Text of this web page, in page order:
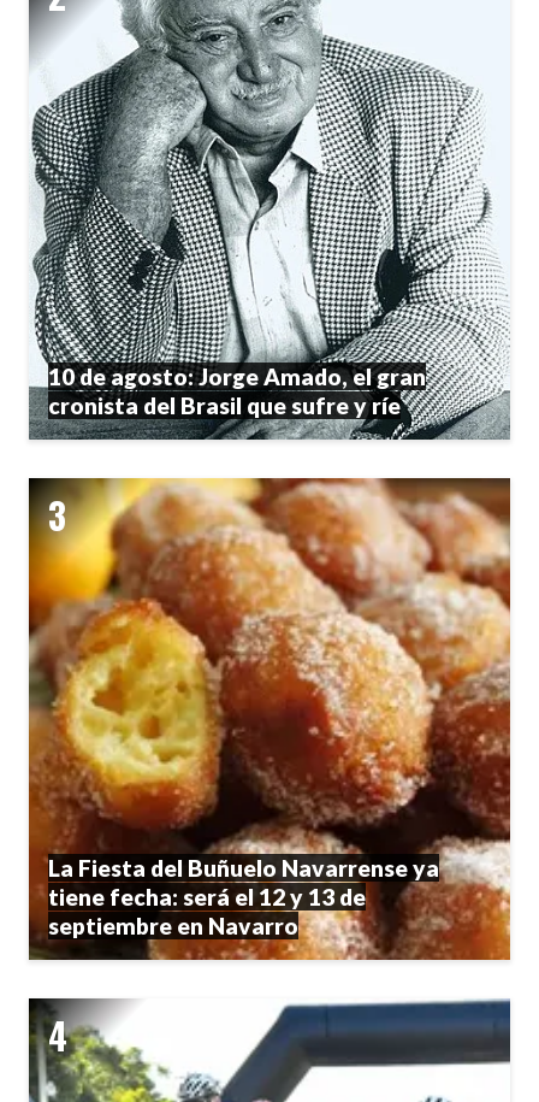
10 de agosto: Jorge Amado, el gran
cronista del Brasil que sufre y ríe
La Fiesta del Buñuelo Navarrense ya
tiene fecha: será el 12 y 13 de
septiembre en Navarro